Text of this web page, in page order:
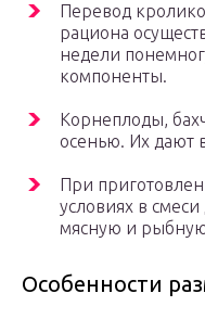
Перевод
рациона
недели
компоненты.
Корнеплоды,
осенью. Их дают
При
условиях в
мясную и
Особенности